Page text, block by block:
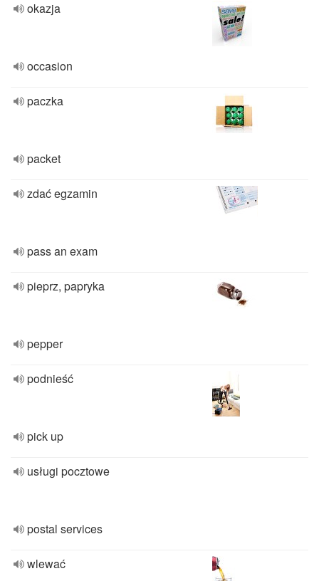
okazja
occasion
paczka
packet
zdać egzamin
pass an exam
pieprz, papryka
pepper
podnieść
pick up
usługi pocztowe
postal services
wlewać